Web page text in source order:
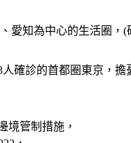
愛知為中心的生活圈，(
確診的首都圈東京，
境管制措施，